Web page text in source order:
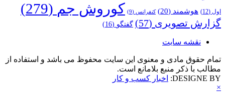
اول (12) هوشمند (20) کنفرانس (9) کوروش جم (279)
گزارش تصویری (57) گفتگو (16)
نقشه سایت
تمام حقوق مادی و معنوی این سایت محفوظ می باشد و استفاده از
مطالب با ذکر منبع بلامانع است.
DESIGNE BY:
اخبار کسب و کار
×